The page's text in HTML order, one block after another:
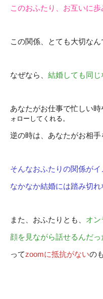
このおふたり、お互いに歩
この関係、とても大切なん
なぜなら、 結婚しても同じ
あなたがお仕事で忙しい時
ォローしてくれる。
逆の時は、あなたがお相手
そんなおふたりの関係がイ
なかなか結婚には踏み切
また、おふたりとも、 オン
顔を見ながら話せるんだ
ってzoomに抵抗がないの